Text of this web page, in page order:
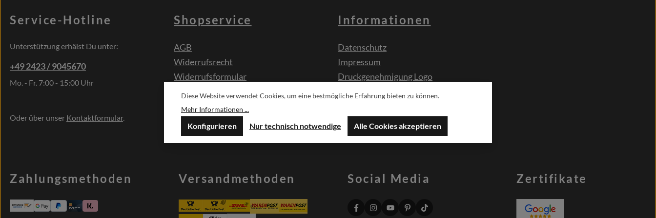
Service-Hotline
Unterstützung erhälst Du unter:
+49 2423 / 9045670
Mo. - Fr. 7:00 - 15:00 Uhr
Oder über unser Kontaktformular.
Shopservice
AGB
Widerrufsrecht
Widerrufsformular
Kontakt
Sonderwünsche
Informationen
Datenschutz
Impressum
Druckgenehmigung Logo
Zahlungsmethoden Versandmethoden Social Media Zertifikate
Diese Website verwendet Cookies, um eine bestmögliche Erfahrung bieten zu können.
Mehr Informationen ...
Nur technisch notwendige
Konfigurieren Alle Cookies akzeptieren